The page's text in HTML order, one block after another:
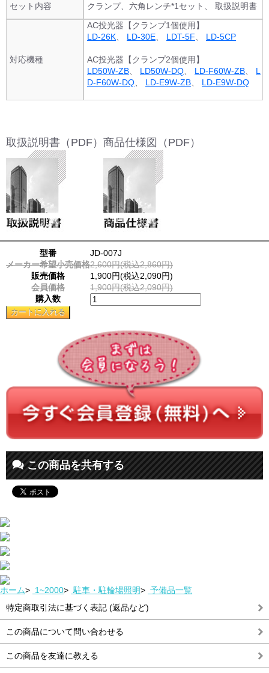
セット内容 クランプ、六角レンチ*1セット、 取扱説明書
対応機種
AC投光器【クランプ1個使用】
LD-26K
LD-30E LDT-5F LD-5CP
AC投光器【クランプ2個使用】
LD50W-ZB
LD50W-DQ LD-F60W-ZB
L
D-F60W-DQ
LD-E9W-ZB LD-E9W-DQ
取扱説明書（PDF） 商品仕様図（PDF）
型番
JD-007J
メーカー希望小売価格2,600円(税込2,860円)
販売価格
1,900円(税込2,090円)
会員価格
1,900円(税込2,090円)
購入数
この商品を共有する
ホーム> 1~2000> 駐車・駐輪場照明> 予備品一覧
特定商取引法に基づく表記 (返品など)
この商品について問い合わせる
この商品を友達に教える